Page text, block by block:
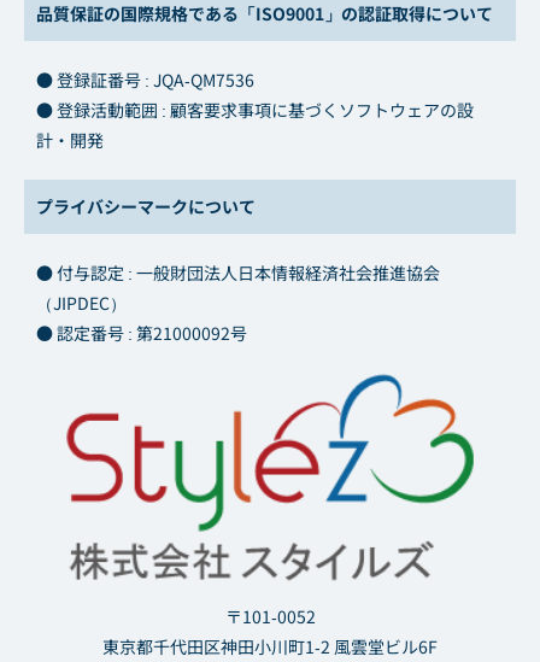
〒101-0052
東京都千代田区神田小川町1-2 風雲堂ビル6F
品質保証の国際規格である「ISO9001」の認証取得について
● 登録証番号 : JQA-QM7536
● 登録活動範囲 : 顧客要求事項に基づくソフトウェアの設
計・開発
プライバシーマークについて
● 付与認定 : 一般財団法人日本情報経済社会推進協会
（JIPDEC）
● 認定番号 : 第21000092号